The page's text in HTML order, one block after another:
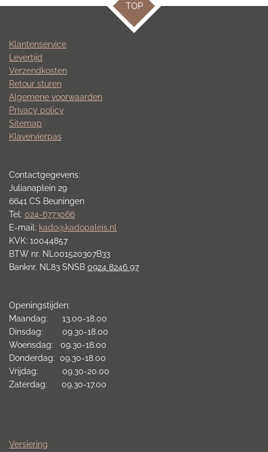
TOP
Klantenservice
Levertijd
Verzendkosten
Retour sturen
Algemene voorwaarden
Privacy policy
Sitemap
Klavervierpas
Contactgegevens:
Julianaplein 29
6641 CS Beuningen
Tel: 024-6773066
E-mail: kado@kadopaleis.nl
KVK: 10044857
BTW nr. NL001520307B33
Banknr. NL83 SNSB 0924 8246 97
Openingstijden:
Maandag: 13.00-18.00
Dinsdag: 09.30-18.00
Woensdag: 09.30-18.00
Donderdag: 09.30-18.00
Vrijdag: 09.30-20.00
Zaterdag: 09.30-17.00
Versiering